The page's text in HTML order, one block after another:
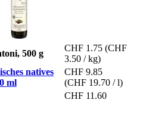
500 g
CHF 1.75 (CHF
3.50 / kg)
natives
ml
CHF 9.85
(CHF 19.70 / l)
CHF 11.60